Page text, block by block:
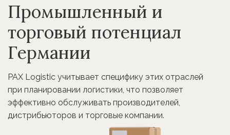
Промышленный и
торговый потенциал
Германии
PAX Logistic учитывает специфику этих отраслей
при планировании логистики, что позволяет
эффективно обслуживать производителей,
дистрибьюторов и торговые компании.